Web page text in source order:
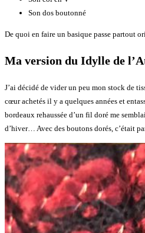
Son dos boutonné
De quoi en faire un basique passe partout
Ma version du Idylle de
J’ai décidé de vider un peu mon stock de
cœur achetés il y a quelques années et
bordeaux rehaussée d’un fil doré me
d’hiver… Avec des boutons dorés, c’était